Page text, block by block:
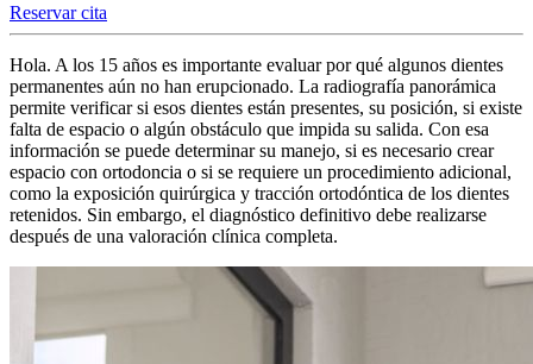
Reservar cita
Hola. A los 15 años es importante evaluar por qué algunos dientes
permanentes aún no han erupcionado. La radiografía panorámica
permite verificar si esos dientes están presentes, su posición, si existe
falta de espacio o algún obstáculo que impida su salida. Con esa
información se puede determinar su manejo, si es necesario crear
espacio con ortodoncia o si se requiere un procedimiento adicional,
como la exposición quirúrgica y tracción ortodóntica de los dientes
retenidos. Sin embargo, el diagnóstico definitivo debe realizarse
después de una valoración clínica completa.